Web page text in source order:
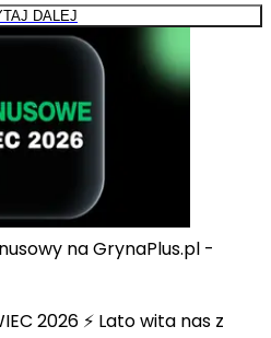
DALEJ
na GrynaPlus.pl -
2026 ⚡ Lato wita nas z